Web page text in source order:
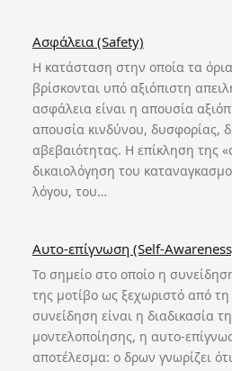
Ασφάλεια (Safety)
Η κατάσταση στην οποία τα
βρίσκονται υπό αξιόπιστη
ασφάλεια είναι η απουσία
απουσία κινδύνου, δυσφορίας,
αβεβαιότητας. Η επίκληση της
δικαιολόγηση του
λόγου, του…
Αυτο-επίγνωση (Self-
Το σημείο στο οποίο η
της μοτίβο ως ξεχωριστό από
συνείδηση είναι η διαδικασία
μοντελοποίησης, η αυτο-
αποτέλεσμα: ο δρων γνωρίζει